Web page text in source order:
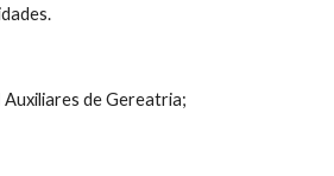
de Gereatria;